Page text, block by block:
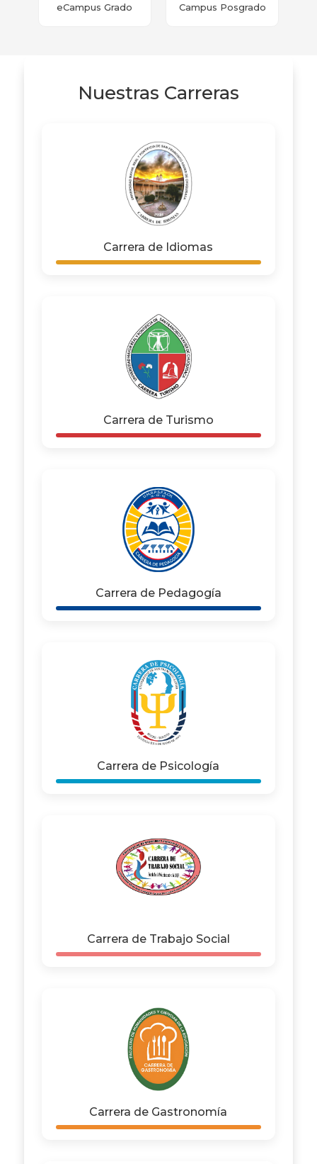
eCampus Grado Campus Posgrado
Nuestras Carreras
Carrera de Idiomas
Carrera de Turismo
Carrera de Pedagogía
Carrera de Psicología
Carrera de Trabajo Social
Carrera de Gastronomía